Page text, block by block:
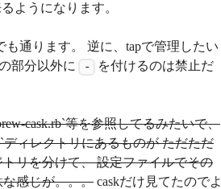
ようになります。
も通ります。 逆に、tapで管理したい
部分以外に -
を付けるのは禁止だ
cask.rb`等を参照してるみたいで、
ィレクトリにあるものが ただただ
リを分けて、 設定ファイルでその
感じが。。。 caskだけ見てたのでよ